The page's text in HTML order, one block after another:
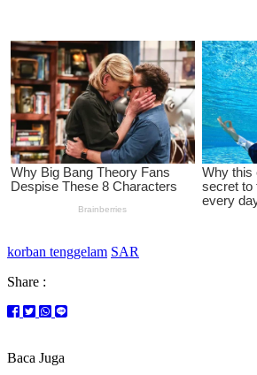
korban tenggelam SAR
Share :
Baca Juga